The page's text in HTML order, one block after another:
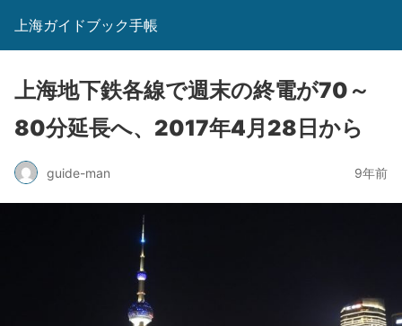
上海ガイドブック手帳
上海地下鉄各線で週末の終電が70～
80分延長へ、2017年4月28日から
guide-man 9年前